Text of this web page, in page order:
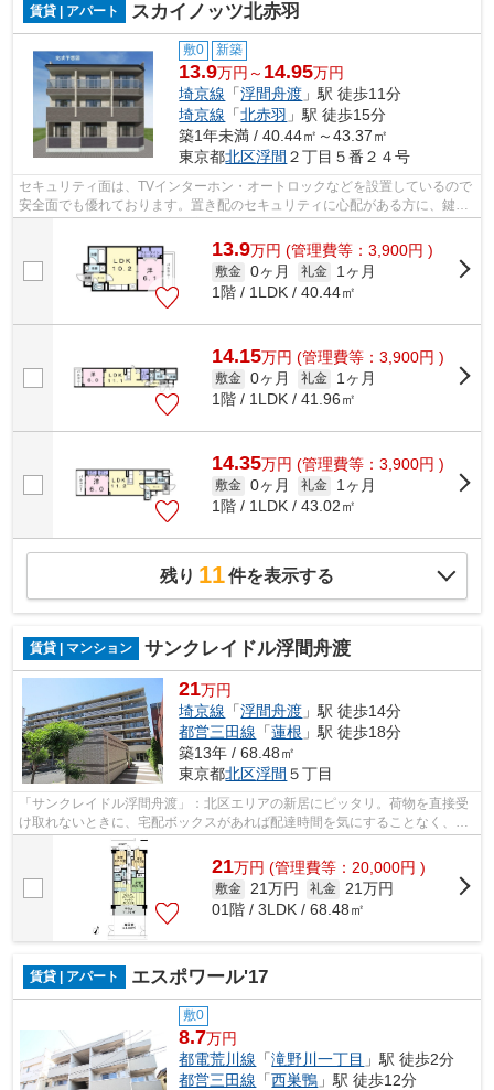
賃貸 | アパート スカイノッツ北赤羽
敷0 新築
13.9万円～ 14.95万円
埼京線 「浮間舟渡 」駅 徒歩11分
埼京線 「北赤羽 」駅 徒歩15分
築1年未満 / 40.44㎡～43.37㎡
東京都北区浮間 ２丁目５番２４号
セキュリティ面は、TVインターホン・オートロックなどを設置しているので
安全面でも優れております。置き配のセキュリティに心配がある方に、鍵が
ついていてより安全性の高い宅配ボッ...
13.9万円 (管理費等：3,900円 )
敷金 0ヶ月 礼金
1ヶ月
1階 / 1LDK / 40.44㎡
14.15万円 (管理費等：3,900円 )
敷金 0ヶ月 礼金
1ヶ月
1階 / 1LDK / 41.96㎡
14.35万円 (管理費等：3,900円 )
敷金 0ヶ月 礼金
1ヶ月
1階 / 1LDK / 43.02㎡
残り 11件を表示する
賃貸 | マンション サンクレイドル浮間舟渡
21万円
埼京線 「浮間舟渡 」駅 徒歩14分
都営三田線 「蓮根 」駅 徒歩18分
築13年 / 68.48㎡
東京都北区浮間 ５丁目
「サンクレイドル浮間舟渡」：北区エリアの新居にピッタリ。荷物を直接受
け取れないときに、宅配ボックスがあれば配達時間を気にすることなく、時
間を有効利用することができます。駅...
21万円 (管理費等：20,000円 )
敷金 21万円 礼金 21万円
01階 / 3LDK / 68.48㎡
賃貸 | アパート エスポワール'17
敷0
8.7万円
都電荒川線 「滝野川一丁目 」駅 徒歩2分
都営三田線 「西巣鴨 」駅 徒歩12分